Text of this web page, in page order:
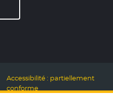
Accessibilité : partiellement
conforme